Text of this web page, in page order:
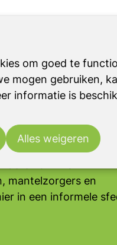
om goed te
mogen gebruiken,
informatie is
Alles weigeren
RBD
Café Doetinchem
e.o. een
tijd je ervaringen
kunt opdoen.
mantelzorgers en
in een informele